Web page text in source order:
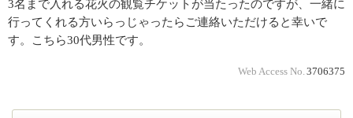
3名まで入れる花火の観覧チケットが当たったのですが、一緒に
行ってくれる方いらっじゃったらご連絡いただけると幸いで
す。こちら30代男性です。
Web Access No. 3706375